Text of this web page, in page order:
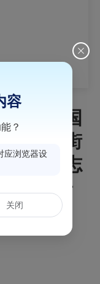
关于中国
委东街街
明强同志
前公告
号
容
？
应浏览器设
关闭